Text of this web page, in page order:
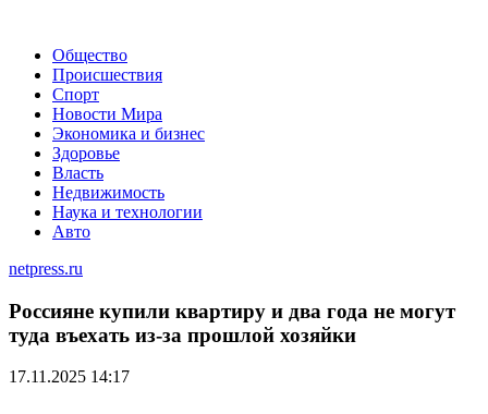
Общество
Происшествия
Спорт
Новости Мира
Экономика и бизнес
Здоровье
Власть
Недвижимость
Наука и технологии
Авто
netpress.ru
Россияне купили квартиру и два года не могут
туда въехать из-за прошлой хозяйки
17.11.2025 14:17